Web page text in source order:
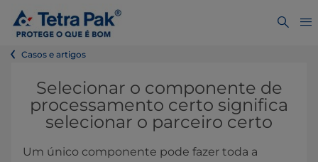
Casos e artigos
Selecionar o componente de
processamento certo significa
selecionar o parceiro certo
Um único componente pode fazer toda a